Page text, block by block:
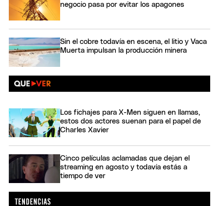
negocio pasa por evitar los apagones
Sin el cobre todavía en escena, el litio y Vaca
Muerta impulsan la producción minera
Los fichajes para X-Men siguen en llamas,
estos dos actores suenan para el papel de
Charles Xavier
Cinco películas aclamadas que dejan el
streaming en agosto y todavía estás a
tiempo de ver